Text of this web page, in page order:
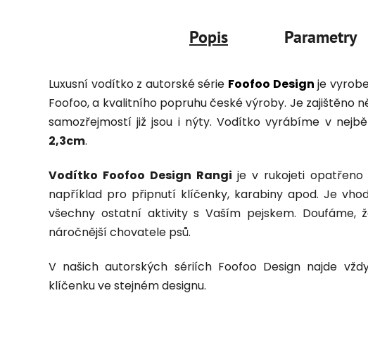
Popis Parametry
Luxusní vodítko z autorské série Foofoo Design je
Foofoo, a kvalitního popruhu české výroby. Je zajištěno
samozřejmostí již jsou i nýty. Vodítko vyrábíme v
2,3cm.
Vodítko Foofoo Design Rangi je v rukojeti opatřeno
například pro připnutí klíčenky, karabiny apod. Je
všechny ostatní aktivity s Vaším pejskem. Doufáme,
náročnější chovatele psů.
V našich autorských sériích Foofoo Design najde
klíčenku ve stejném designu.